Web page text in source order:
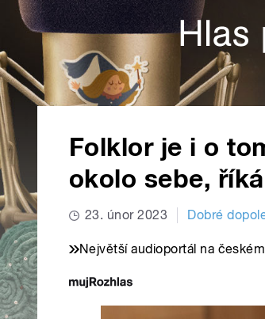
Folklor je i o
okolo sebe,
23. únor 2023 Dobré
Největší audioportál na